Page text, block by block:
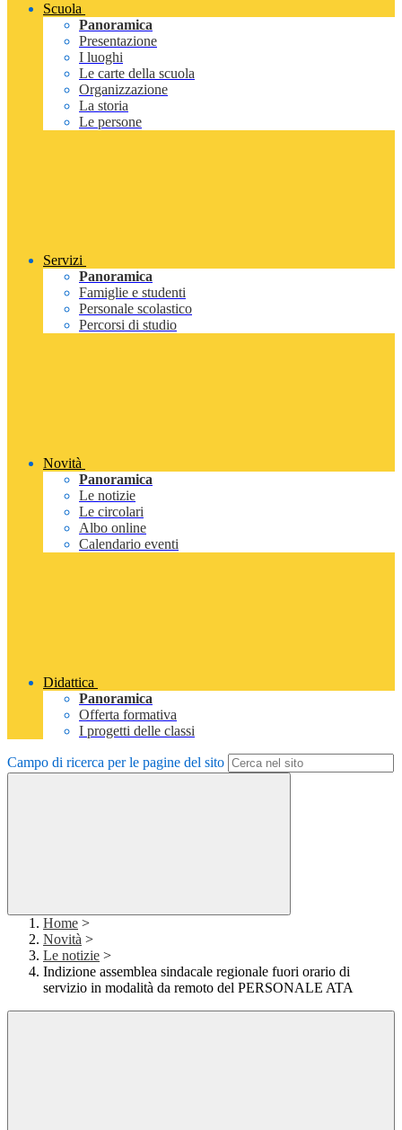
Scuola
Panoramica
Presentazione
I luoghi
Le carte della scuola
Organizzazione
La storia
Le persone
Servizi
Panoramica
Famiglie e studenti
Personale scolastico
Percorsi di studio
Novità
Panoramica
Le notizie
Le circolari
Albo online
Calendario eventi
Didattica
Panoramica
Offerta formativa
I progetti delle classi
Campo di ricerca per le pagine del sito
Home >
Novità >
Le notizie >
Indizione assemblea sindacale regionale fuori orario di
servizio in modalità da remoto del PERSONALE ATA